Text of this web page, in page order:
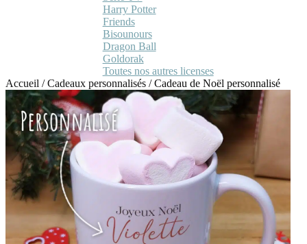
Harry Potter
Friends
Bisounours
Dragon Ball
Goldorak
Toutes nos autres licenses
Accueil /Cadeaux personnalisés /Cadeau de Noël personnalisé